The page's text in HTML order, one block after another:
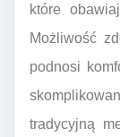
które
Możliwość
podnosi
tradycyjną